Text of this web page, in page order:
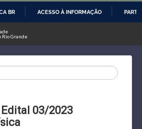
O
CONTEÚDO
BR ACESSO À INFORMAÇÃO
Rio Grande
03/2023